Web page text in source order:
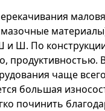
Ш. По
продуктивностью.
чаще
большая
починить